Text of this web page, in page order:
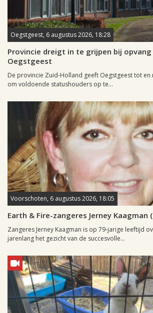
Oegstgeest, 6 augustus 2026, 18:28
Provincie dreigt in te grijpen bij
Oegstgeest
De provincie Zuid-Holland geeft Oegstgeest tot en
om voldoende statushouders op te...
Voorschoten, 6 augustus 2026, 18:05
Earth & Fire-zangeres Jerney Kaagman
Zangeres Jerney Kaagman is op 79-jarige leeftijd
jarenlang het gezicht van de succesvolle...